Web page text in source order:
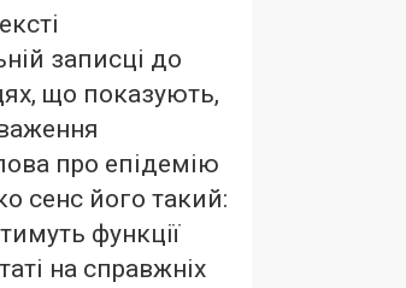
записці до
що показують,
про епідемію
сенс його такий:
функції
на справжніх